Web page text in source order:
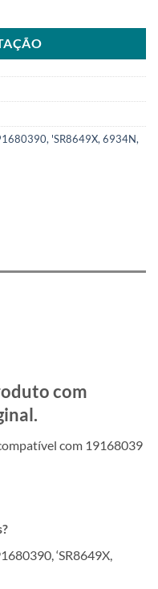
'SR8649X, 6934N,
com
com 19168039
‘SR8649X,